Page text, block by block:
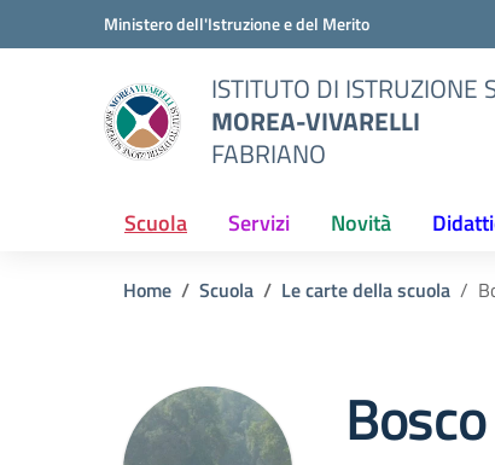
Vai ai contenuti
Vai al menu di navigazioneMinistero dell'Istruzione e del Merito
ISTITUTO DI ISTRUZIONE
MOREA-VIVARELLI
FABRIANO
Scuola Servizi Novità
Home Scuola Le carte della scuola